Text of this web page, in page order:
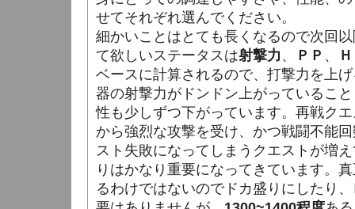
せてそれぞれ選んでください。
細かいことはとても長くなるので次回
て欲しいステータスは射撃力 、 ＰＰ 、
ベースに計算されるので、打撃力を上
器の射撃力がドンドン上がっているこ
性も少しずつ下がっています。再戦ク
から強烈な攻撃を受け、かつ戦闘不能
スト失敗になってしまうクエストが増
りはかなり重要になってきています。
るわけではないのでドカ盛りにしたり